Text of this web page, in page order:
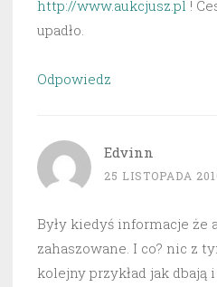
http://www.aukcjusz.pl !
upadło.
Odpowiedz
Edvinn
25 LISTOPADA
Były kiedyś informacje że
zahaszowane. I co? nic z
kolejny przykład jak dbają